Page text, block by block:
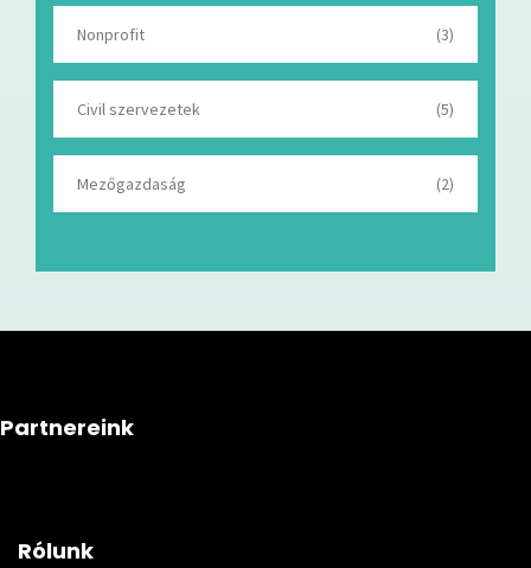
Nonprofit (3)
Civil szervezetek (5)
Mezőgazdaság (2)
Partnereink
Rólunk